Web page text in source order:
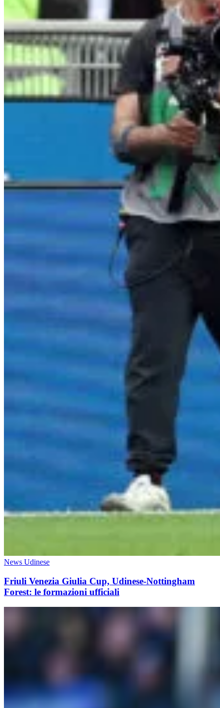
News Udinese
Friuli Venezia Giulia Cup, Udinese-Nottingham
Forest: le formazioni ufficiali